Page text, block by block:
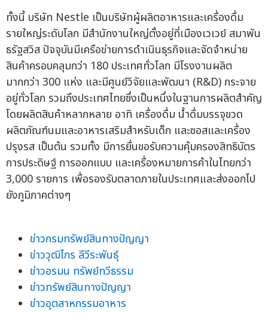
ทั้งนี้ บริษัท Nestle เป็นบริษัทผู้ผลิตอาหารและเครื่องดื่ม
รายใหญ่ระดับโลก มีสำนักงานใหญ่ตั้งอยู่ที่เมืองเวเวย์ สมาพัน
ธรัฐสวิส ปัจจุบันมีเครือข่ายการดำเนินธุรกิจและจัดจำหน่าย
สินค้าครอบคลุมกว่า 180 ประเทศทั่วโลก มีโรงงานผลิต
มากกว่า 300 แห่ง และมีศูนย์วิจัยและพัฒนา (R&D) กระจาย
อยู่ทั่วโลก รวมถึงประเทศไทยซึ่งเป็นหนึ่งในฐานการผลิตสำคัญ
โดยผลิตสินค้าหลากหลาย อาทิ เครื่องดื่ม น้ำดื่มบรรจุขวด
ผลิตภัณฑ์นมและอาหารเสริมสำหรับเด็ก และซอสและเครื่อง
ปรุงรส เป็นต้น รวมทั้ง มีการยื่นขอรับความคุ้มครองสิทธิบัตร
การประดิษฐ์ การออกแบบ และเครื่องหมายการค้าในไทยกว่า
3,000 รายการ เพื่อรองรับตลาดภายในประเทศและส่งออกไป
ยังภูมิภาคต่างๆ
ข่าวกรมทรัพย์สินทางปัญญา
ข่าววุฒิไกร ลีวีระพันธุ์
ข่าวอรมน ทรัพย์ทวีธรรม
ข่าวทรัพย์สินทางปัญญา
ข่าวอุตสาหกรรมอาหาร